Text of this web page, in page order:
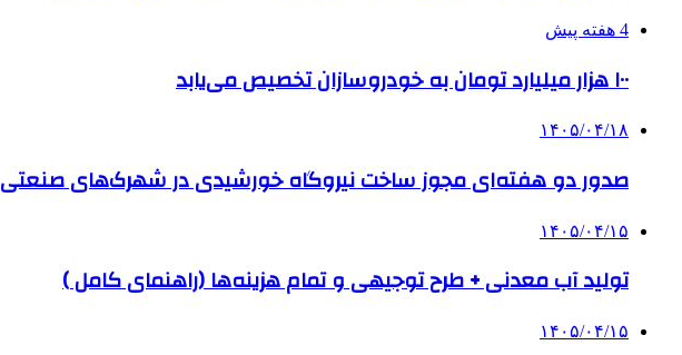
4 هفته پیش
۱۰۰ هزار میلیارد تومان به خودروسازان تخصیص می‌یابد
۱۴۰۵/۰۴/۱۸
صدور دو هفته‌ای مجوز ساخت نیروگاه خورشیدی در شهرک‌های صنعتی
۱۴۰۵/۰۴/۱۵
تولید آب معدنی + طرح توجیهی و تمام هزینه‌ها (راهنمای کامل )
۱۴۰۵/۰۴/۱۵